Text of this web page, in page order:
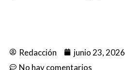
Redacción junio 23, 2026
No hay comentarios